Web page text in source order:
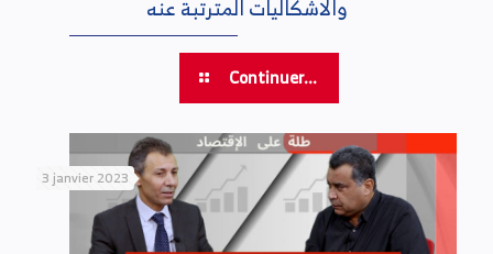
والاشكاليات المترتبة عنه
Continuer...
3 janvier 2023